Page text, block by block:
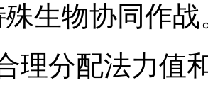
生物协同作战
理分配法力值